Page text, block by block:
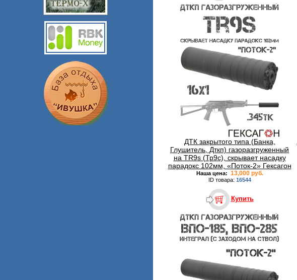
ДТК закрытого типа (Банка,
Глушитель, Дткп) газоразгруженный
на TR9s (Тр9с), скрывает насадку
парадокс 102мм, «Поток-2» Гексагон
Наша цена: 13,000 руб.
ID товара: 16544
Купить